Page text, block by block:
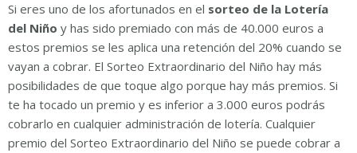
Si eres uno de los afortunados en el sorteo de la Lotería
del Niño y has sido premiado con más de 40.000 euros a
estos premios se les aplica una retención del 20% cuando se
vayan a cobrar. El Sorteo Extraordinario del Niño hay más
posibilidades de que toque algo porque hay más premios. Si
te ha tocado un premio y es inferior a 3.000 euros podrás
cobrarlo en cualquier administración de lotería. Cualquier
premio del Sorteo Extraordinario del Niño se puede cobrar a